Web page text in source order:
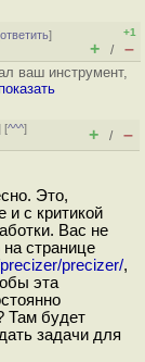
ответить]
+1
+ / –
ваш инструмент,
показать
[^^^]
+ / –
Это,
и с критикой
Вас не
на странице
precizer/,
эта
Там будет
задачи для